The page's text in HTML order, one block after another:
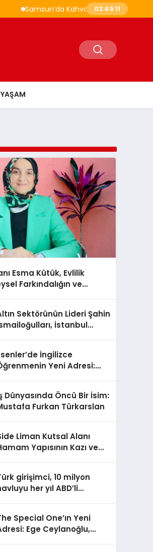
Samsun’da Kahvaltı Nerede Yapılır?
03:49:12
YAŞAM
Esma Kütük, Evlilik
Farkındalığın ve
Sektörünün Lideri Şahin
İstanbul
İngilizce
Yeni Adresi:
Dünyasında Öncü Bir İsim:
Furkan Türkarslan
Liman Kutsal Alanı
Yapısının Kazı ve
Tamamlandı
girişimci, 10 milyon
her yıl ABD’li
Special One’ın Yeni
Ege Ceylanoğlu,